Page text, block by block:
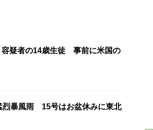
疑者の14歳生徒 事前に米国の
暴風雨 15号はお盆休みに東北